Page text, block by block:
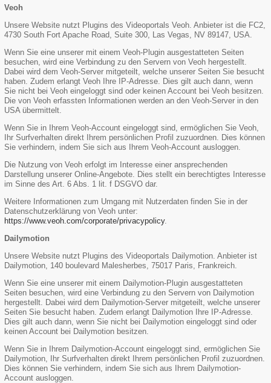
Veoh
Unsere Website nutzt Plugins des Videoportals Veoh. Anbieter ist die FC2,
4730 South Fort Apache Road, Suite 300, Las Vegas, NV 89147, USA.
Wenn Sie eine unserer mit einem Veoh-Plugin ausgestatteten Seiten
besuchen, wird eine Verbindung zu den Servern von Veoh hergestellt.
Dabei wird dem Veoh-Server mitgeteilt, welche unserer Seiten Sie besucht
haben. Zudem erlangt Veoh Ihre IP-Adresse. Dies gilt auch dann, wenn
Sie nicht bei Veoh eingeloggt sind oder keinen Account bei Veoh besitzen.
Die von Veoh erfassten Informationen werden an den Veoh-Server in den
USA übermittelt.
Wenn Sie in Ihrem Veoh-Account eingeloggt sind, ermöglichen Sie Veoh,
Ihr Surfverhalten direkt Ihrem persönlichen Profil zuzuordnen. Dies können
Sie verhindern, indem Sie sich aus Ihrem Veoh-Account ausloggen.
Die Nutzung von Veoh erfolgt im Interesse einer ansprechenden
Darstellung unserer Online-Angebote. Dies stellt ein berechtigtes Interesse
im Sinne des Art. 6 Abs. 1 lit. f DSGVO dar.
Weitere Informationen zum Umgang mit Nutzerdaten finden Sie in der
Datenschutzerklärung von Veoh unter:
https://www.veoh.com/corporate/privacypolicy.
Dailymotion
Unsere Website nutzt Plugins des Videoportals Dailymotion. Anbieter ist
Dailymotion, 140 boulevard Malesherbes, 75017 Paris, Frankreich.
Wenn Sie eine unserer mit einem Dailymotion-Plugin ausgestatteten
Seiten besuchen, wird eine Verbindung zu den Servern von Dailymotion
hergestellt. Dabei wird dem Dailymotion-Server mitgeteilt, welche unserer
Seiten Sie besucht haben. Zudem erlangt Dailymotion Ihre IP-Adresse.
Dies gilt auch dann, wenn Sie nicht bei Dailymotion eingeloggt sind oder
keinen Account bei Dailymotion besitzen.
Wenn Sie in Ihrem Dailymotion-Account eingeloggt sind, ermöglichen Sie
Dailymotion, Ihr Surfverhalten direkt Ihrem persönlichen Profil zuzuordnen.
Dies können Sie verhindern, indem Sie sich aus Ihrem Dailymotion-
Account ausloggen.